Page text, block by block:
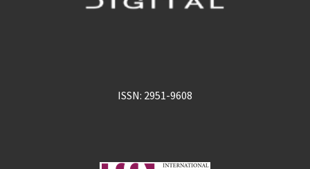
ISSN: 2951-9608